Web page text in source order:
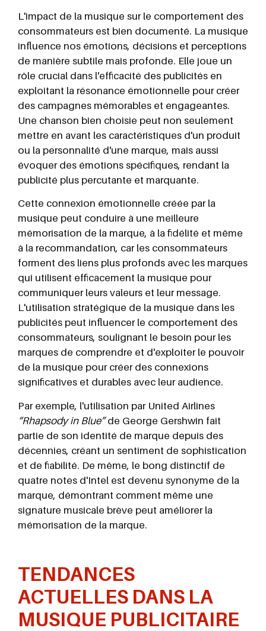
L'impact de la musique sur le comportement des
consommateurs est bien documenté. La musique
influence nos émotions, décisions et perceptions
de manière subtile mais profonde. Elle joue un
rôle crucial dans l'efficacité des publicités en
exploitant la résonance émotionnelle pour créer
des campagnes mémorables et engageantes.
Une chanson bien choisie peut non seulement
mettre en avant les caractéristiques d'un produit
ou la personnalité d'une marque, mais aussi
évoquer des émotions spécifiques, rendant la
publicité plus percutante et marquante.
Cette connexion émotionnelle créée par la
musique peut conduire à une meilleure
mémorisation de la marque, à la fidélité et même
à la recommandation, car les consommateurs
forment des liens plus profonds avec les marques
qui utilisent efficacement la musique pour
communiquer leurs valeurs et leur message.
L'utilisation stratégique de la musique dans les
publicités peut influencer le comportement des
consommateurs, soulignant le besoin pour les
marques de comprendre et d'exploiter le pouvoir
de la musique pour créer des connexions
significatives et durables avec leur audience.
Par exemple, l'utilisation par United Airlines
“Rhapsody in Blue”de George Gershwin fait
partie de son identité de marque depuis des
décennies, créant un sentiment de sophistication
et de fiabilité. De même, le bong distinctif de
quatre notes d'Intel est devenu synonyme de la
marque, démontrant comment même une
signature musicale brève peut améliorer la
mémorisation de la marque.
TENDANCES
ACTUELLES DANS LA
MUSIQUE PUBLICITAIRE